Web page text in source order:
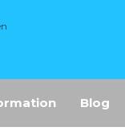
Blog